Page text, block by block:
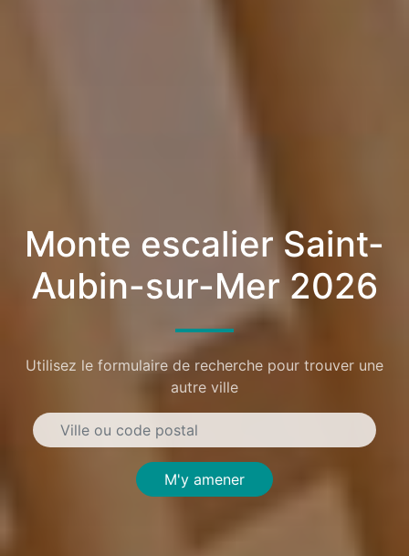
Monte escalier Saint-
Aubin-sur-Mer 2026
Utilisez le formulaire de recherche pour trouver une
autre ville
M'y amener